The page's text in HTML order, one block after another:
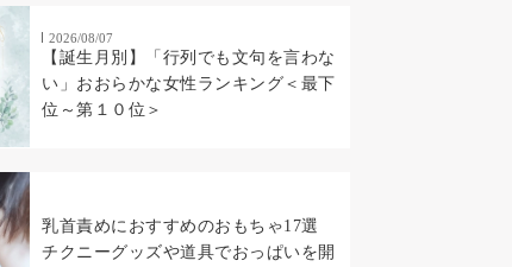
2026/08/07
【誕生月別】「行列でも文句を言わな
い」おおらかな女性ランキング＜最下
位～第１０位＞
乳首責めにおすすめのおもちゃ17選
チクニーグッズや道具でおっぱいを開